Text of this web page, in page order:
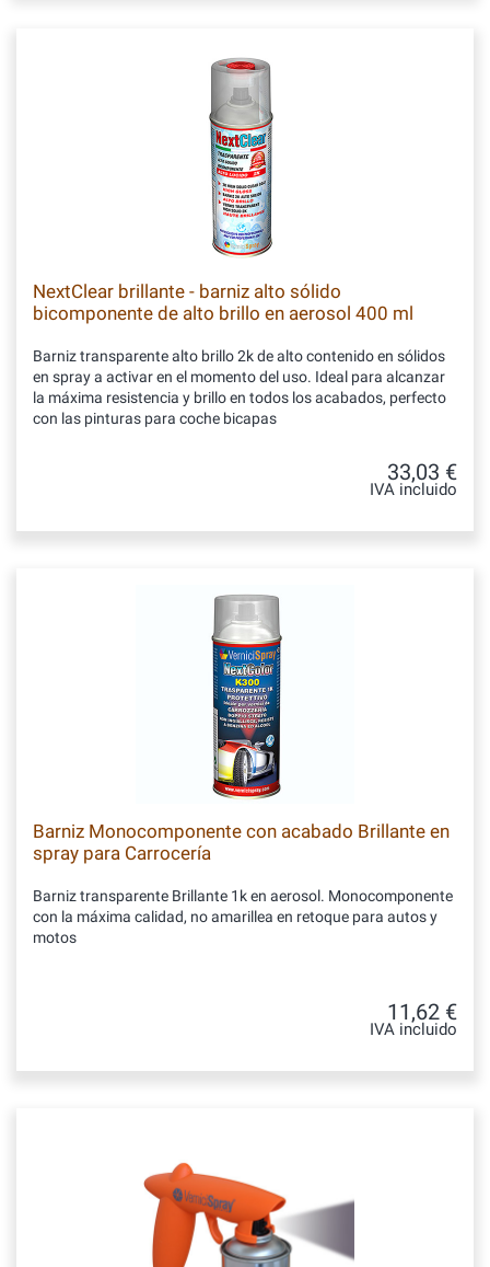
NextClear brillante - barniz alto sólido
bicomponente de alto brillo en aerosol 400 ml
Barniz transparente alto brillo 2k de alto contenido en sólidos
en spray a activar en el momento del uso. Ideal para alcanzar
la máxima resistencia y brillo en todos los acabados, perfecto
con las pinturas para coche bicapas
33,03 €
IVA incluido
Barniz Monocomponente con acabado Brillante en
spray para Carrocería
Barniz transparente Brillante 1k en aerosol. Monocomponente
con la máxima calidad, no amarillea en retoque para autos y
motos
11,62 €
IVA incluido